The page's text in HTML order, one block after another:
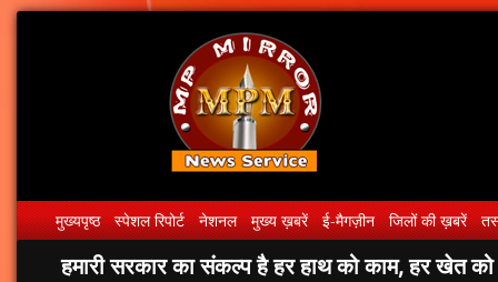
मुख्यपृष्ठ स्पेशल रिपोर्ट नेशनल मुख्य ख़बरें ई-मैगज़ीन जिलों की ख़बरें
हमारी सरकार का संकल्प है हर हाथ को काम, हर खेत को